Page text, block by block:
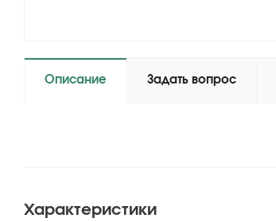
Описание Задать вопрос
Характеристики